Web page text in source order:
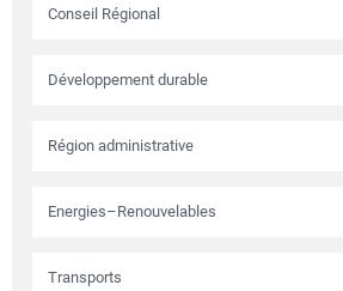
Conseil Régional
Développement durable
Région administrative
Energies–Renouvelables
Transports